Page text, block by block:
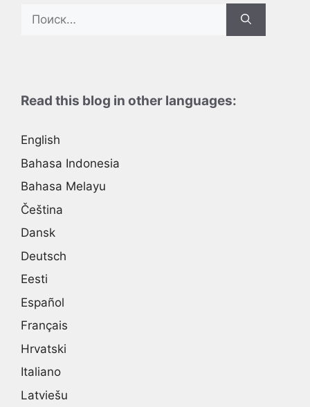
Search
Read this blog in other languages:
English
Bahasa Indonesia
Bahasa Melayu
Čeština
Dansk
Deutsch
Eesti
Español
Français
Hrvatski
Italiano
Latviešu